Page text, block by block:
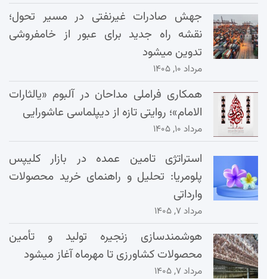
جهش صادرات غیرنفتی در مسیر تحول؛
نقشه راه جدید برای عبور از خامفروشی
تدوین میشود
مرداد ۱۰, ۱۴۰۵
همکاری فراملی مداحان در آلبوم «یالثارات
الامام»؛ روایتی تازه از دیپلماسی عاشورایی
مرداد ۱۰, ۱۴۰۵
استراتژی تامین عمده در بازار کلیپس
پلومریا: تحلیل و راهنمای خرید محصولات
وارداتی
مرداد ۷, ۱۴۰۵
هوشمندسازی زنجیره تولید و تأمین
محصولات کشاورزی تا مهرماه آغاز میشود
مرداد ۷, ۱۴۰۵